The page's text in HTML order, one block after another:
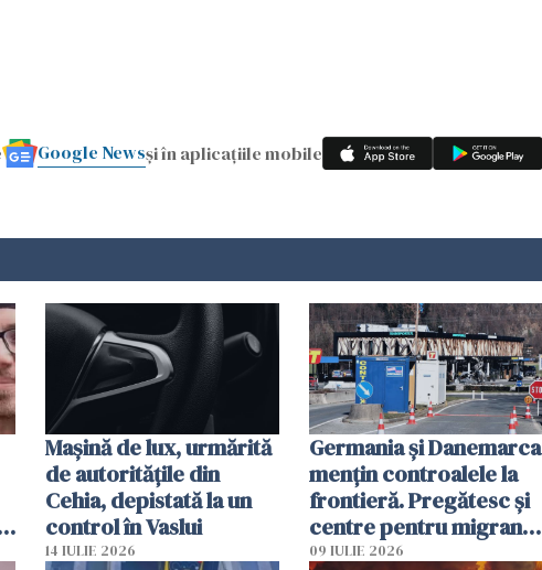
Google Newsși în aplicațiile mobile
Mașină de lux, urmărită
de autoritățile din
Cehia, depistată la un
control în Vaslui
14 IULIE 2026
Germania și Danemarca
mențin controalele la
frontieră. Pregătesc și
centre pentru migranții
respinși din UE
09 IULIE 2026